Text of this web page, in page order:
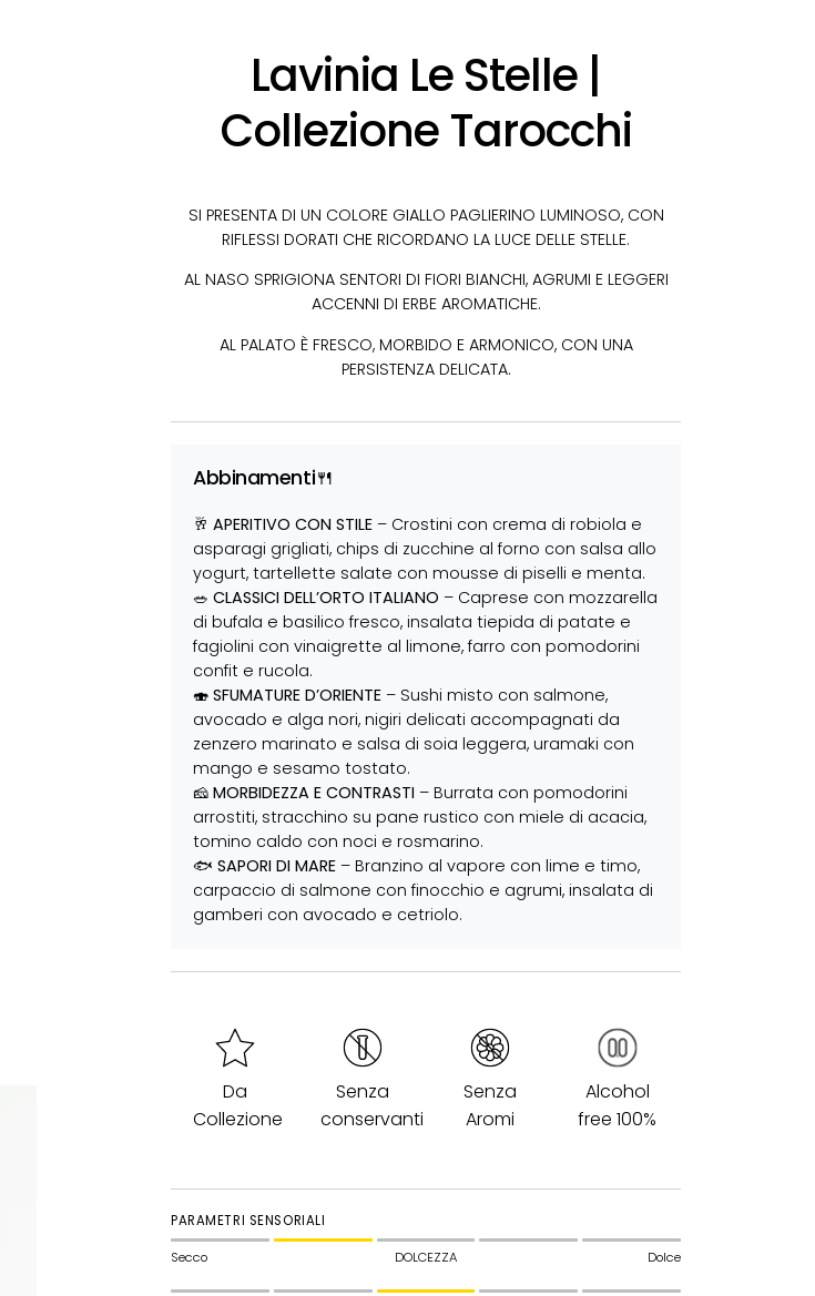
Lavinia Le Stelle |
Collezione Tarocchi
SI PRESENTA DI UN COLORE GIALLO PAGLIERINO LUMINOSO, CON
RIFLESSI DORATI CHE RICORDANO LA LUCE DELLE STELLE.
AL NASO SPRIGIONA SENTORI DI FIORI BIANCHI, AGRUMI E LEGGERI
ACCENNI DI ERBE AROMATICHE.
AL PALATO È FRESCO, MORBIDO E ARMONICO, CON UNA
PERSISTENZA DELICATA.
Abbinamenti🍴
🥂 APERITIVO CON STILE – Crostini con crema di robiola e
asparagi grigliati, chips di zucchine al forno con salsa allo
yogurt, tartellette salate con mousse di piselli e menta.
🥗 CLASSICI DELL’ORTO ITALIANO – Caprese con mozzarella
di bufala e basilico fresco, insalata tiepida di patate e
fagiolini con vinaigrette al limone, farro con pomodorini
confit e rucola.
🍣 SFUMATURE D’ORIENTE – Sushi misto con salmone,
avocado e alga nori, nigiri delicati accompagnati da
zenzero marinato e salsa di soia leggera, uramaki con
mango e sesamo tostato.
🧀 MORBIDEZZA E CONTRASTI – Burrata con pomodorini
arrostiti, stracchino su pane rustico con miele di acacia,
tomino caldo con noci e rosmarino.
🐟 SAPORI DI MARE – Branzino al vapore con lime e timo,
carpaccio di salmone con finocchio e agrumi, insalata di
gamberi con avocado e cetriolo.
Da
Collezione
Senza
conservanti
Senza
Aromi
Alcohol
free 100%
PARAMETRI SENSORIALI
Secco DOLCEZZA Dolce